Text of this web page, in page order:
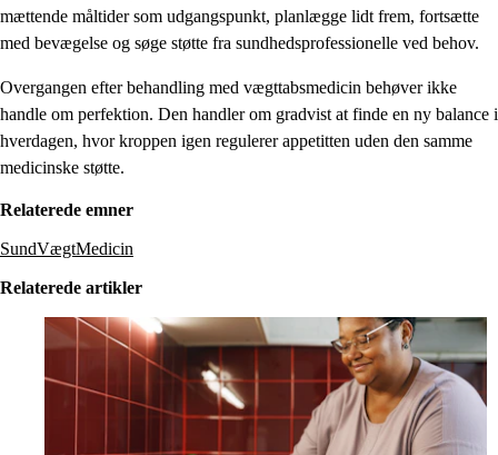
mættende måltider som udgangspunkt, planlægge lidt frem, fortsætte
med bevægelse og søge støtte fra sundhedsprofessionelle ved behov.
Overgangen efter behandling med vægttabsmedicin behøver ikke
handle om perfektion. Den handler om gradvist at finde en ny balance i
hverdagen, hvor kroppen igen regulerer appetitten uden den samme
medicinske støtte.
Relaterede emner
SundVægtMedicin
Relaterede artikler